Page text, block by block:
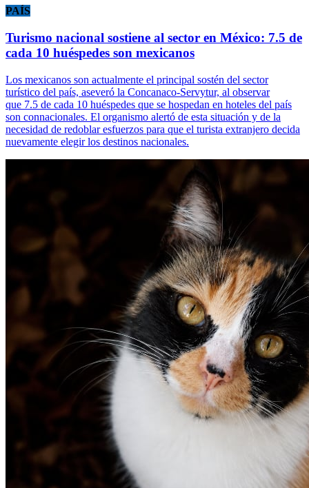
PAÍS
Turismo nacional sostiene al sector en México: 7.5 de
cada 10 huéspedes son mexicanos
Los mexicanos son actualmente el principal sostén del sector
turístico del país, aseveró la Concanaco-Servytur, al observar
que 7.5 de cada 10 huéspedes que se hospedan en hoteles del país
son connacionales. El organismo alertó de esta situación y de la
necesidad de redoblar esfuerzos para que el turista extranjero decida
nuevamente elegir los destinos nacionales.